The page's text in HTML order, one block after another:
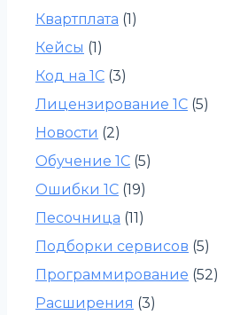
Квартплата (1)
Кейсы (1)
Код на 1С (3)
Лицензирование 1С (5)
Новости (2)
Обучение 1С (5)
Ошибки 1С (19)
Песочница (11)
Подборки сервисов (5)
Программирование (52)
Расширения (3)